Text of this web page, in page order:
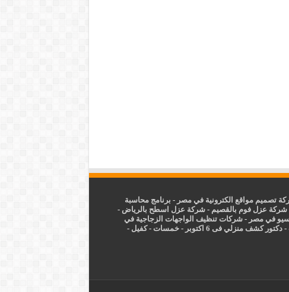
تصميم مواقع الكترونية في مصر - برنامج محاسبة
شركة عزل فوم بالقصيم -شركة عزل اسطح بالرياض -
في مصر -شركات تنظيف الواجهات الزجاجية في
-دكتور كشف منزلي فى 6 اكتوبر -خمسات -كفيل -